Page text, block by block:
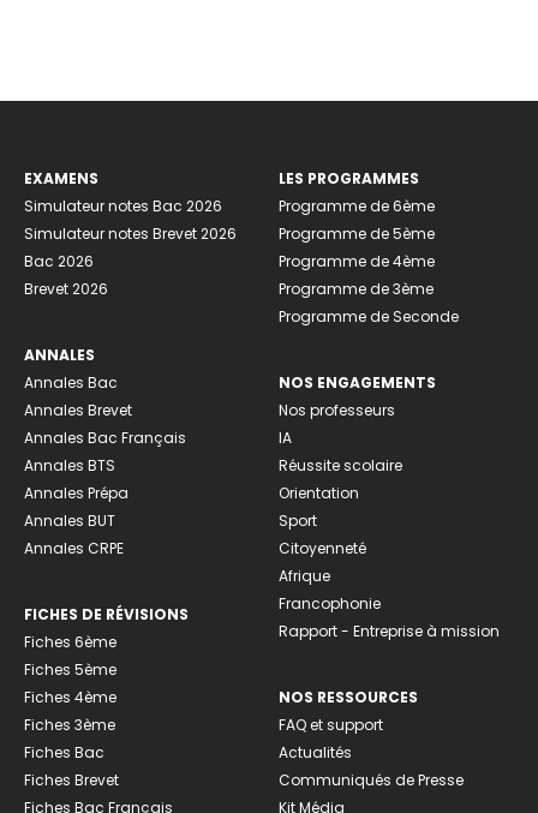
EXAMENS
Simulateur notes Bac 2026
Simulateur notes Brevet 2026
Bac 2026
Brevet 2026
ANNALES
Annales Bac
Annales Brevet
Annales Bac Français
Annales BTS
Annales Prépa
Annales BUT
Annales CRPE
FICHES DE RÉVISIONS
Fiches 6ème
Fiches 5ème
Fiches 4ème
Fiches 3ème
Fiches Bac
Fiches Brevet
Fiches Bac Français
LES PROGRAMMES
Programme de 6ème
Programme de 5ème
Programme de 4ème
Programme de 3ème
Programme de Seconde
NOS ENGAGEMENTS
Nos professeurs
IA
Réussite scolaire
Orientation
Sport
Citoyenneté
Afrique
Francophonie
Rapport - Entreprise à mission
NOS RESSOURCES
FAQ et support
Actualités
Communiqués de Presse
Kit Média